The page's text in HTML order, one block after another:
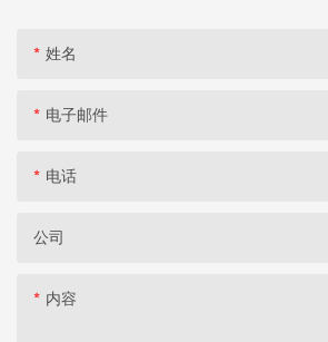
姓名
电子邮件
电话
公司
内容